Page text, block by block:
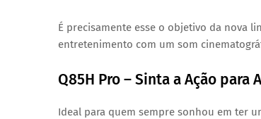
É precisamente esse o objetivo da nova
entretenimento com um som
Q85H Pro – Sinta a Ação
Ideal para quem sempre sonhou em ter